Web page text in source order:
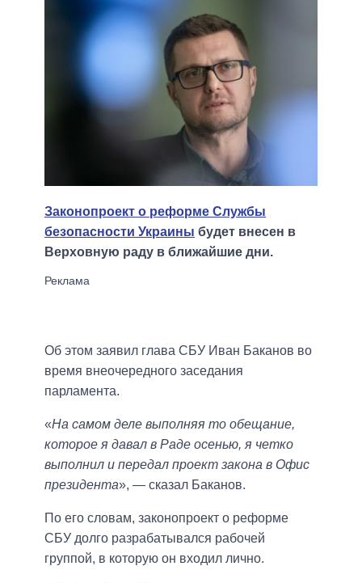
Законопроект о реформе Службы
безопасности Украины будет внесен в
Верховную раду в ближайшие дни.
Об этом заявил глава СБУ Иван Баканов во
время внеочередного заседания
парламента.
«На самом деле выполняя то обещание,
которое я давал в Раде осенью, я четко
выполнил и передал проект закона в Офис
президента», — сказал Баканов.
По его словам, законопроект о реформе
СБУ долго разрабатывался рабочей
группой, в которую он входил лично.